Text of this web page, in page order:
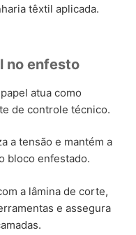
têxtil aplicada.
no enfesto
atua como
de controle técnico.
a tensão e mantém a
bloco enfestado.
a lâmina de corte,
e assegura